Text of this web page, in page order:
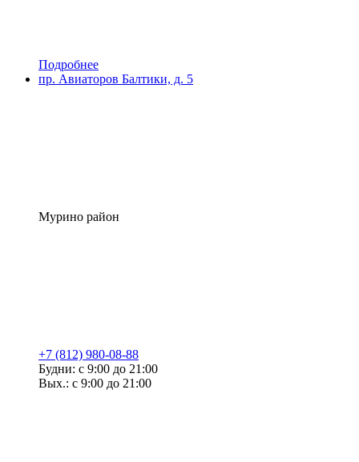
Подробнее
пр. Авиаторов Балтики, д. 5
Мурино район
+7 (812) 980-08-88
Будни: с 9:00 до 21:00
Вых.: с 9:00 до 21:00